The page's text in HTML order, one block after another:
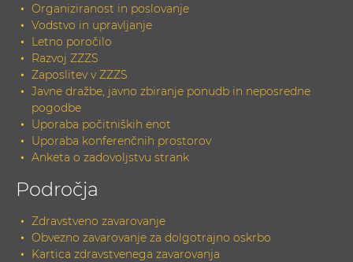
Organiziranost in poslovanje
Vodstvo in upravljanje
Letno poročilo
Razvoj ZZZS
Zaposlitev v ZZZS
Javne dražbe, javno zbiranje ponudb in neposredne
pogodbe
Uporaba počitniških enot
Uporaba konferenčnih prostorov
Anketa o zadovoljstvu strank
Področja
Zdravstveno zavarovanje
Obvezno zavarovanje za dolgotrajno oskrbo
Kartica zdravstvenega zavarovanja